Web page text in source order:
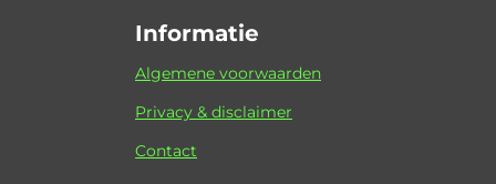
Informatie
Algemene voorwaarden
Privacy & disclaimer
Contact